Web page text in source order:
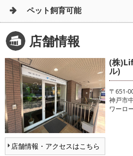
ペット飼育可能
店舗情報
店舗情報・アクセスはこちら
(株
ル)
〒651-
神戸市
ワーロ